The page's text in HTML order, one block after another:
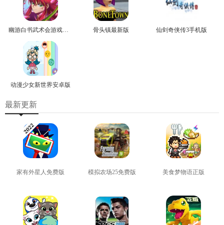
幽游白书武术会游戏正版 骨头镇最新版 仙剑奇侠传3手机版
动漫少女新世界安卓版
最新更新
家有外星人免费版 模拟农场25免费版 美食梦物语正版